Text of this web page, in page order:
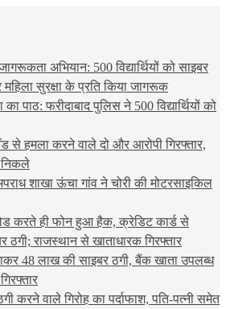
अभियान: 500 विद्यार्थियों को साइबर
महिला सुरक्षा के प्रति किया जागरूक
पाठ: फरीदाबाद पुलिस ने 500 विद्यार्थियों को
से हमला करने वाले दो और आरोपी गिरफ्तार,
निकले
शाखा ऊंचा गांव ने चोरी की मोटरसाइकिल
करते ही फोन हुआ हैक, क्रेडिट कार्ड से
ठगी; राजस्थान से खाताधारक गिरफ्तार
48 लाख की साइबर ठगी, बैंक खाता उपलब्ध
करने वाले गिरोह का पर्दाफाश, पति-पत्नी समेत